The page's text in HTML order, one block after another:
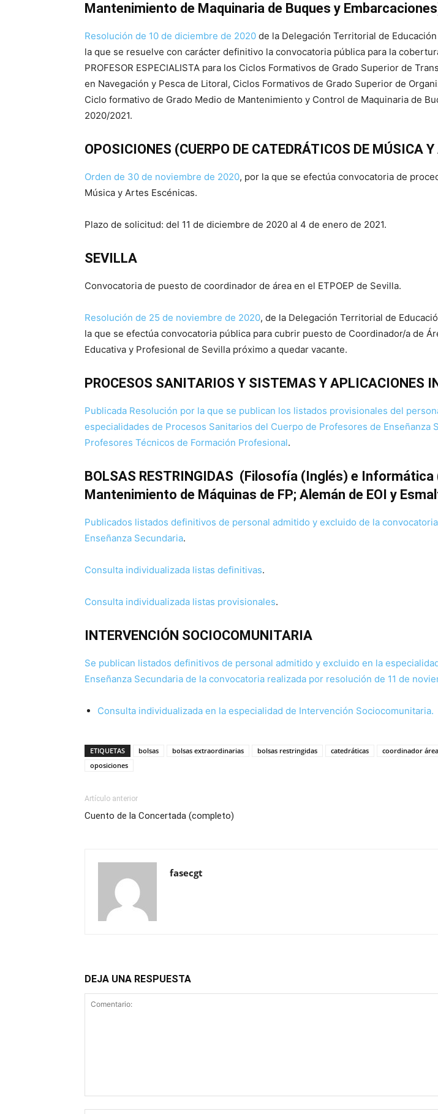
Mantenimiento de Maquinaria de Buques y
Resolución de 10 de diciembre de 2020 de la Delegación Territorial de
la que se resuelve con carácter definitivo la convocatoria pública para la
PROFESOR ESPECIALISTA para los Ciclos Formativos de Grado Superior de
en Navegación y Pesca de Litoral, Ciclos Formativos de Grado Superior de
Ciclo formativo de Grado Medio de Mantenimiento y Control de Maquinaria de
2020/2021.
OPOSICIONES (CUERPO DE CATEDRÁTICOS DE MÚSICA
Orden de 30 de noviembre de 2020, por la que se efectúa convocatoria de
Música y Artes Escénicas.
Plazo de solicitud: del 11 de diciembre de 2020 al 4 de enero de 2021.
SEVILLA
Convocatoria de puesto de coordinador de área en el ETPOEP de Sevilla.
Resolución de 25 de noviembre de 2020, de la Delegación Territorial de
la que se efectúa convocatoria pública para cubrir puesto de Coordinador/a de
Educativa y Profesional de Sevilla próximo a quedar vacante.
PROCESOS SANITARIOS Y SISTEMAS Y APLICACIONES
Publicada Resolución por la que se publican los listados provisionales del
especialidades de Procesos Sanitarios del Cuerpo de Profesores de
Profesores Técnicos de Formación Profesional.
BOLSAS RESTRINGIDAS (Filosofía (Inglés) e
Mantenimiento de Máquinas de FP; Alemán de EOI y
Publicados listados definitivos de personal admitido y excluido de la
Enseñanza Secundaria.
Consulta individualizada listas definitivas.
Consulta individualizada listas provisionales.
INTERVENCIÓN SOCIOCOMUNITARIA
Se publican listados definitivos de personal admitido y excluido en la
Enseñanza Secundaria de la convocatoria realizada por resolución de 11 de
Consulta individualizada en la especialidad de Intervención Sociocomunitaria.
ETIQUETAS bolsas bolsas extraordinarias bolsas restringidas catedráticas coordinador área
oposiciones
Artículo anterior
Cuento de la Concertada (completo)
fasecgt
DEJA UNA RESPUESTA